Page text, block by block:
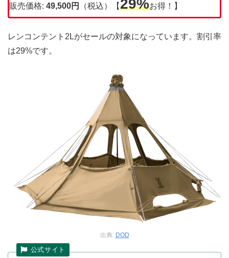
販売価格: 49,500円 （税込）【29%お得！】
レンコンテント2Lがセールの対象になっています。割引率
は29%です。
出典: DOD